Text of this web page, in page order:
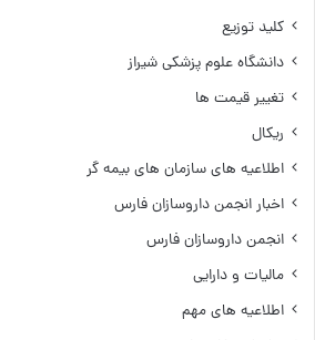
کلید توزیع
دانشگاه علوم پزشکی شیراز
تغییر قیمت ها
ریکال
اطلاعیه های سازمان های بیمه گر
اخبار انجمن داروسازان فارس
انجمن داروسازان فارس
مالیات و دارایی
اطلاعیه های مهم